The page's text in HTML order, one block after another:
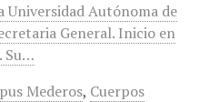
Autónoma de
General. Inicio en
Su…
Mederos, Cuerpos